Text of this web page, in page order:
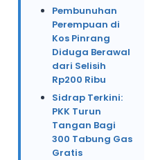
Pembunuhan
Perempuan di
Kos Pinrang
Diduga Berawal
dari Selisih
Rp200 Ribu
Sidrap Terkini:
PKK Turun
Tangan Bagi
300 Tabung Gas
Gratis